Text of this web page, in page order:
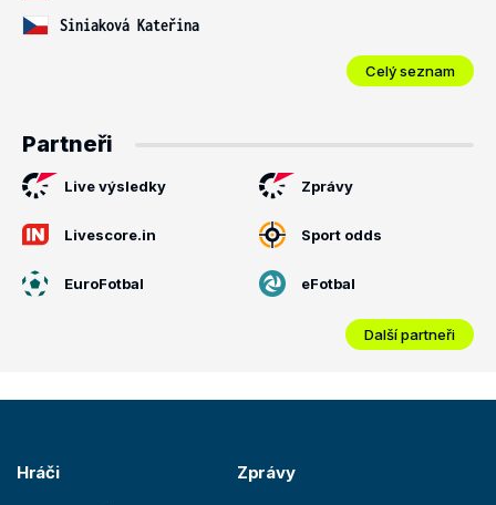
Siniaková Kateřina
Celý seznam
Partneři
Live výsledky Zprávy
Livescore.in Sport odds
EuroFotbal eFotbal
Další partneři
Hráči Zprávy